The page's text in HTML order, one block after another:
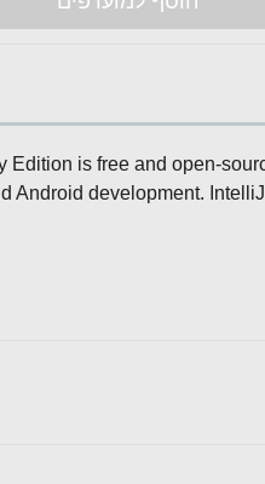
Edition is free and open-
Android development.